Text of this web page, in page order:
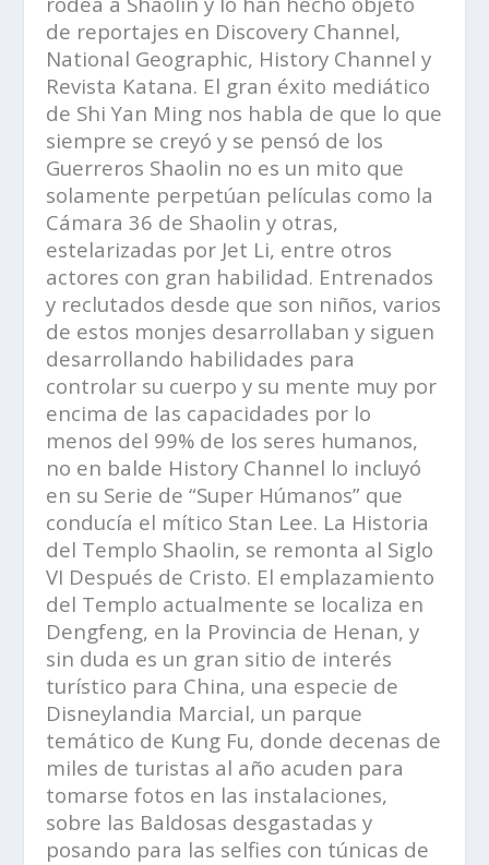
de reportajes en Discovery Channel,
National Geographic, History Channel y
Revista Katana. El gran éxito mediático
de Shi Yan Ming nos habla de que lo que
siempre se creyó y se pensó de los
Guerreros Shaolin no es un mito que
solamente perpetúan películas como la
Cámara 36 de Shaolin y otras,
estelarizadas por Jet Li, entre otros
actores con gran habilidad. Entrenados
y reclutados desde que son niños, varios
de estos monjes desarrollaban y siguen
desarrollando habilidades para
controlar su cuerpo y su mente muy por
encima de las capacidades por lo
menos del 99% de los seres humanos,
no en balde History Channel lo incluyó
en su Serie de “Super Húmanos” que
conducía el mítico Stan Lee. La Historia
del Templo Shaolin, se remonta al Siglo
VI Después de Cristo. El emplazamiento
del Templo actualmente se localiza en
Dengfeng, en la Provincia de Henan, y
sin duda es un gran sitio de interés
turístico para China, una especie de
Disneylandia Marcial, un parque
temático de Kung Fu, donde decenas de
miles de turistas al año acuden para
tomarse fotos en las instalaciones,
sobre las Baldosas desgastadas y
posando para las selfies con túnicas de